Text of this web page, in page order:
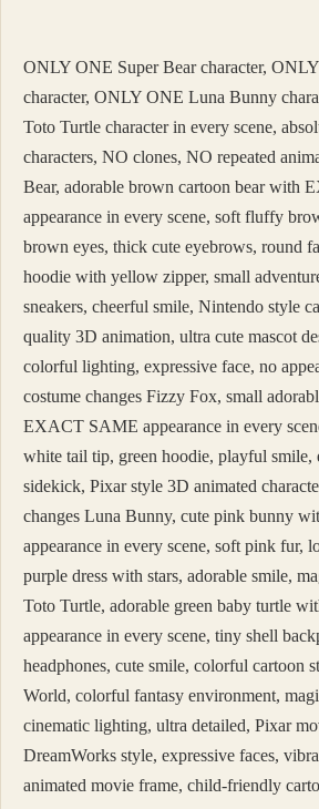
ONLY ONE Super Bear character,
character, ONLY ONE Luna Bunny
Toto Turtle character in every scene,
characters, NO clones, NO repeated
Bear, adorable brown cartoon bear with
appearance in every scene, soft fluffy
brown eyes, thick cute eyebrows, round
hoodie with yellow zipper, small
sneakers, cheerful smile, Nintendo style
quality 3D animation, ultra cute mascot
colorful lighting, expressive face, no
costume changes Fizzy Fox, small
EXACT SAME appearance in every
white tail tip, green hoodie, playful smile,
sidekick, Pixar style 3D animated
changes Luna Bunny, cute pink bunny
appearance in every scene, soft pink fur,
purple dress with stars, adorable smile,
Toto Turtle, adorable green baby turtle
appearance in every scene, tiny shell
headphones, cute smile, colorful cartoon
World, colorful fantasy environment,
cinematic lighting, ultra detailed, Pixar
DreamWorks style, expressive faces,
animated movie frame, child-friendly